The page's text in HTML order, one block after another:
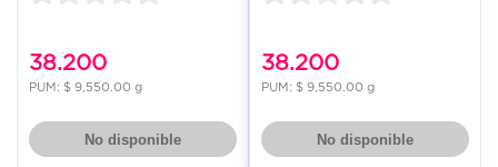
38.200
PUM: $ 9,550.00 g
No disponible
38.200
PUM: $ 9,550.00 g
No disponible